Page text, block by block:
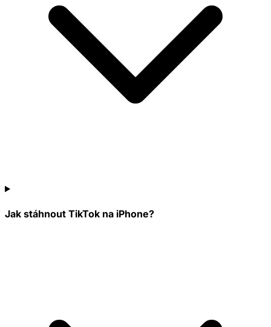
Jak stáhnout TikTok na iPhone?